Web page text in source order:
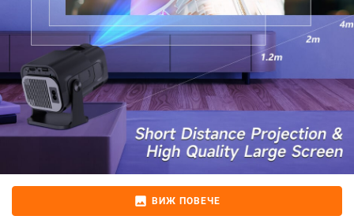
image ВИЖ ПОВЕЧЕ